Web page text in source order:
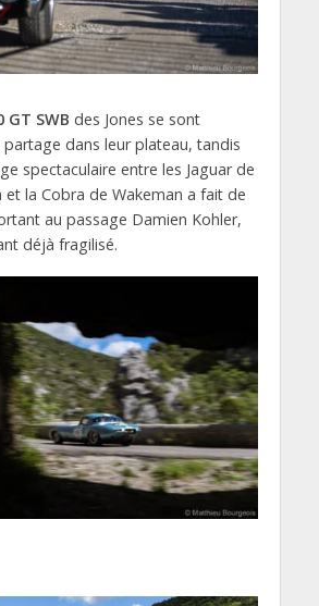
GT SWB des Jones se sont
dans leur plateau, tandis
spectaculaire entre les Jaguar de
et la Cobra de Wakeman a fait de
au passage Damien Kohler,
déjà fragilisé.